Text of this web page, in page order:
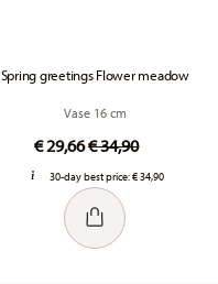
Spring greetings Flower meadow
Vase 16 cm
€ 29,66Price reduced
€ 34,90to
30-day best price:€ 34,90